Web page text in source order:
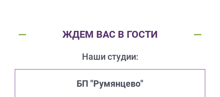
ЖДЕМ ВАС В ГОСТИ
Наши студии:
БП "Румянцево"